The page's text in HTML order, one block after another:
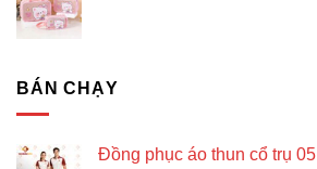
BÁN CHẠY
Đồng phục áo thun cổ trụ 05